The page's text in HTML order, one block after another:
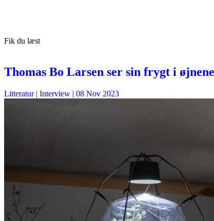
Fik du læst
Thomas Bo Larsen ser sin frygt i
Litteratur| Interview | 08 Nov 2023